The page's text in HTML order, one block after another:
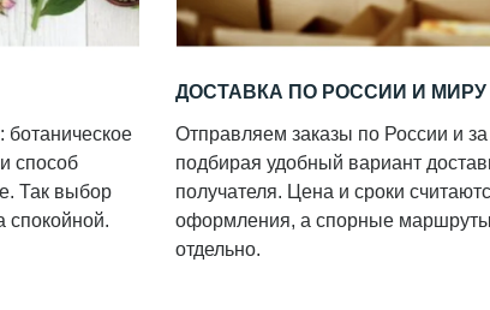
способ
Так выбор
спокойной.
ДОСТАВКА ПО РОССИИ И МИРУ
Отправляем заказы по России и
подбирая удобный вариант
получателя. Цена и сроки
оформления, а спорные маршруты
отдельно.